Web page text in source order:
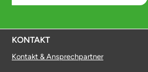
KONTAKT
Kontakt & Ansprechpartner